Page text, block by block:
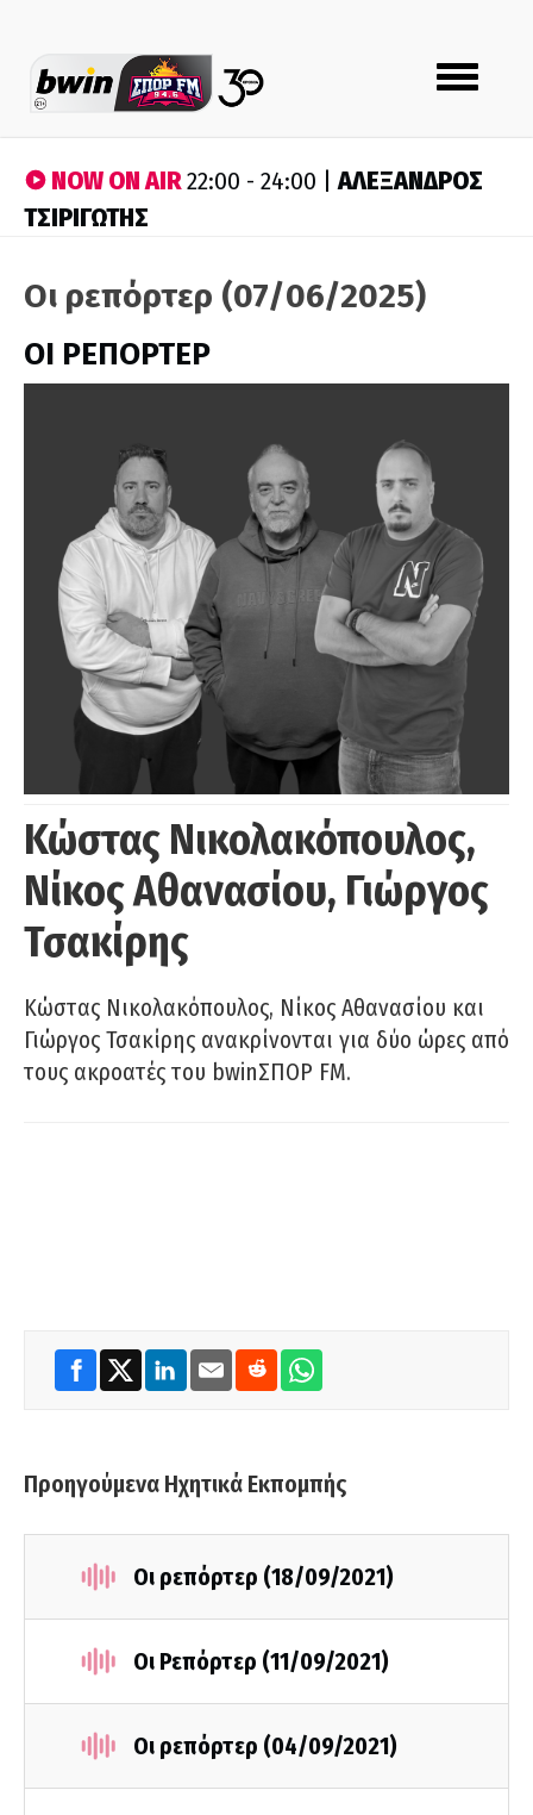
Toggle
navigation
NOW ON AIR22:00 - 24:00 |ΑΛΕΞΑΝΔΡΟΣ
ΤΣΙΡΙΓΩΤΗΣ
Οι ρεπόρτερ (07/06/2025)
ΟΙ ΡΕΠΟΡΤΕΡ
Κώστας Νικολακόπουλος,
Νίκος Αθανασίου, Γιώργος
Τσακίρης
Κώστας Νικολακόπουλος, Νίκος Αθανασίου και
Γιώργος Τσακίρης ανακρίνονται για δύο ώρες από
τους ακροατές του bwinΣΠΟΡ FM.
Προηγούμενα Ηχητικά Εκπομπής
Οι ρεπόρτερ (18/09/2021)
Οι Ρεπόρτερ (11/09/2021)
Οι ρεπόρτερ (04/09/2021)